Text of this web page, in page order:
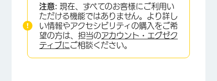
チケットフォローアップページ
チケットの拡大と縮小
チケットステータスの変更
注意: 現在、すべてのお客様にご利用い
ただける機能ではありません。より詳し
い情報やアクセシビリティの購入をご希
望の方は、担当のアカウント・エグゼク
ティブにご相談ください。